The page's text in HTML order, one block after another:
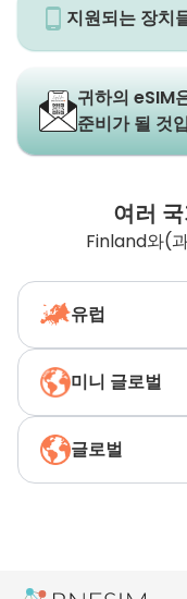
지원되는 장치
귀하의 eSIM
준비가 될 것
여러
Finland와(
유럽
미니 글로벌
글로벌